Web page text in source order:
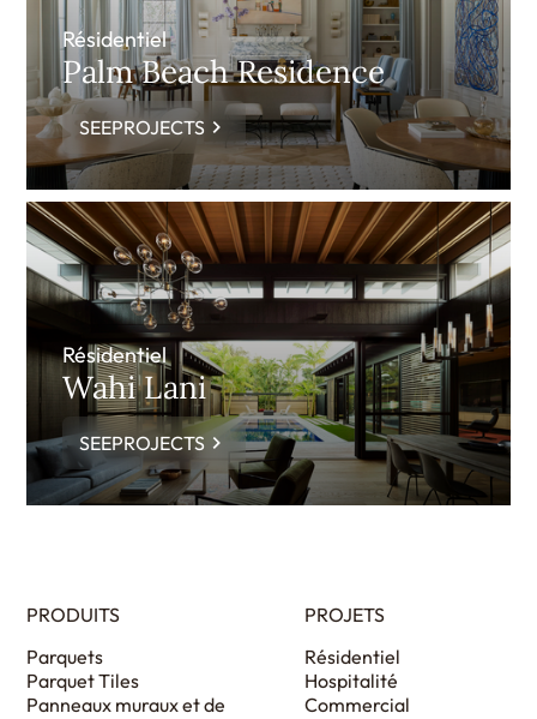
Résidentiel
Palm Beach Residence
SEEPROJECTS
Résidentiel
Wahi Lani
SEEPROJECTS
PRODUITS
Parquets
Parquet Tiles
Panneaux muraux et de
PROJETS
Résidentiel
Hospitalité
Commercial